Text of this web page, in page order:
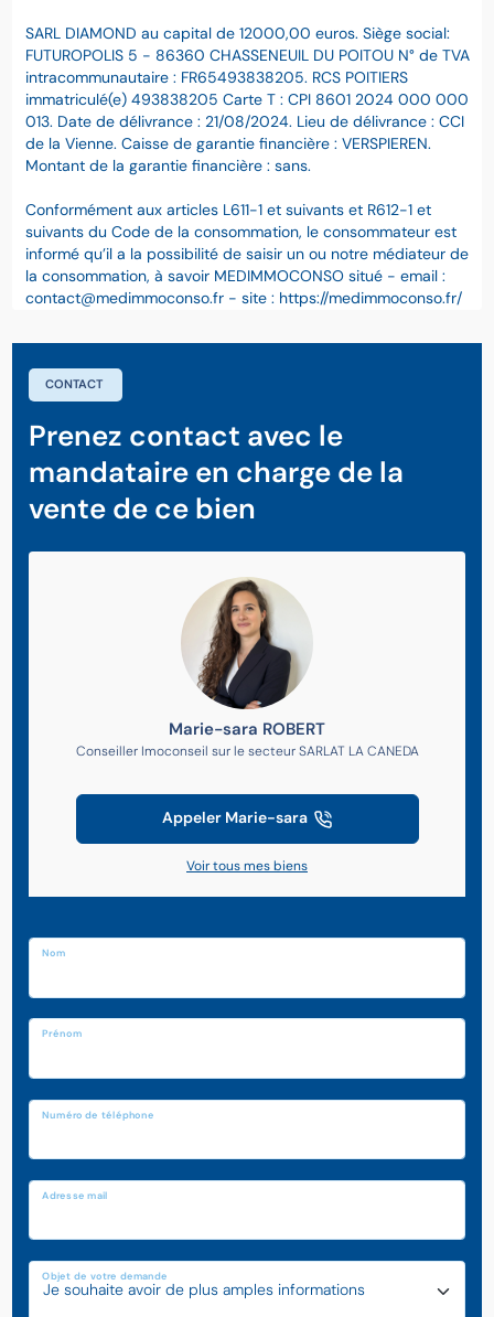
SARL DIAMOND au capital de 12000,00 euros. Siège social:
FUTUROPOLIS 5 - 86360 CHASSENEUIL DU POITOU N° de TVA
intracommunautaire : FR65493838205. RCS POITIERS
immatriculé(e) 493838205 Carte T : CPI 8601 2024 000 000
013. Date de délivrance : 21/08/2024. Lieu de délivrance : CCI
de la Vienne. Caisse de garantie financière : VERSPIEREN.
Montant de la garantie financière : sans.
Conformément aux articles L611-1 et suivants et R612-1 et
suivants du Code de la consommation, le consommateur est
informé qu’il a la possibilité de saisir un ou notre médiateur de
la consommation, à savoir MEDIMMOCONSO situé - email :
contact@medimmoconso.fr - site : https://medimmoconso.fr/
CONTACT
Prenez contact avec le
mandataire en charge de la
vente de ce bien
Marie-sara ROBERT
Conseiller Imoconseil sur le secteur SARLAT LA CANEDA
Appeler Marie-sara
Voir tous mes biens
Nom
Prénom
Numéro de téléphone
Adresse mail
Objet de votre demande